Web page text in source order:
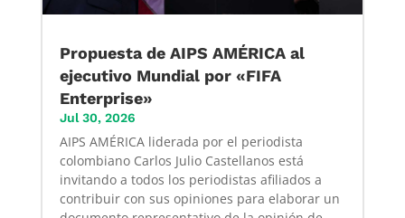
Propuesta de AIPS AMÉRICA al
ejecutivo Mundial por «FIFA
Enterprise»
Jul 30, 2026
AIPS AMÉRICA liderada por el periodista
colombiano Carlos Julio Castellanos está
invitando a todos los periodistas afiliados a
contribuir con sus opiniones para elaborar un